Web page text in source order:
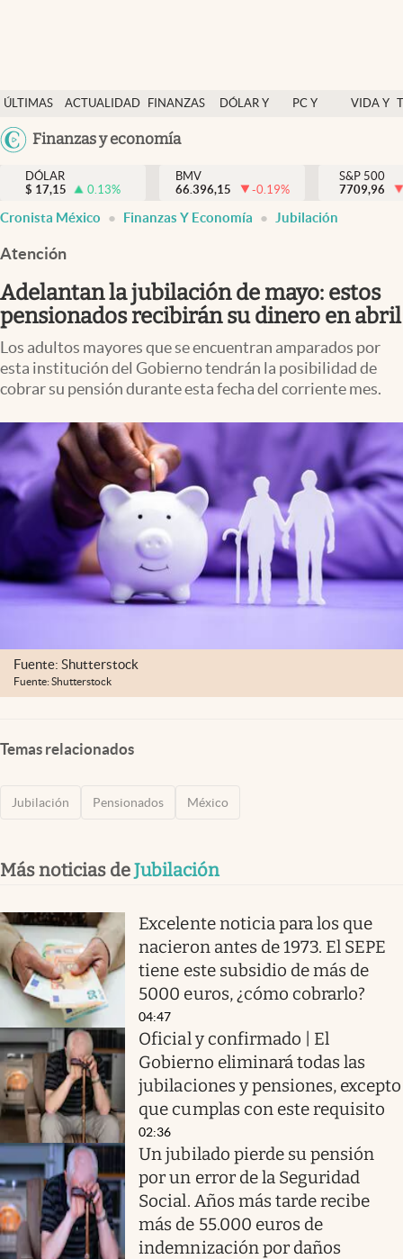
ÚLTIMAS
NOTICIAS
ACTUALIDAD
FINANZAS
DÓLAR Y
PC Y
VIDA Y
México
Finanzas y economía
Actualidad
Finanzas y economía
Dólar y mercados
Pc y celular
Vida y estilo
Espiritualidad
Mediakit
abre en nueva pestaña
México
DÓLAR
$ 17,15 0.13%
BMV
66.396,15
-0.19%
S&P 500
7709,96
Cronista México Finanzas Y Economía Jubilación
Atención
Adelantan la jubilación de mayo: estos
pensionados recibirán su dinero en abril
Los adultos mayores que se encuentran amparados por
esta institución del Gobierno tendrán la posibilidad de
cobrar su pensión durante esta fecha del corriente mes.
Fuente: Shutterstock
Fuente: Shutterstock
Temas relacionados
Jubilación Pensionados México
Más noticias deJubilación
Excelente noticia para los que
nacieron antes de 1973. El SEPE
tiene este subsidio de más de
5000 euros, ¿cómo cobrarlo?
04:47
Oficial y confirmado | El
Gobierno eliminará todas las
jubilaciones y pensiones, excepto
que cumplas con este requisito
02:36
Un jubilado pierde su pensión
por un error de la Seguridad
Social. Años más tarde recibe
más de 55.000 euros de
indemnización por daños